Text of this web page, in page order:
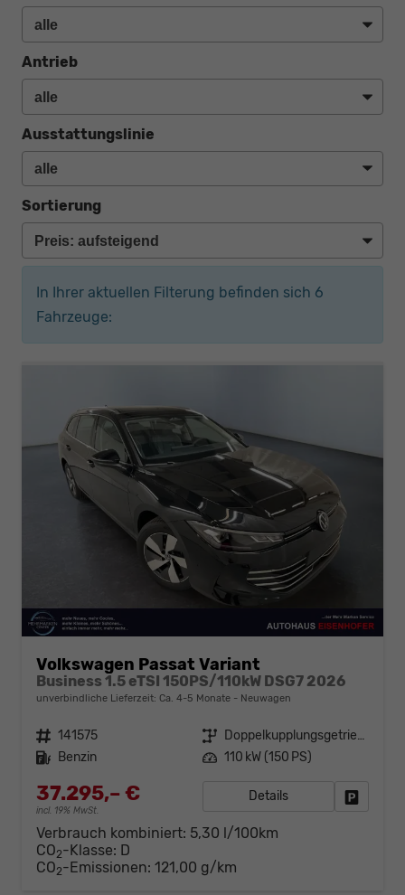
Antrieb
Ausstattungslinie
Sortierung
In Ihrer aktuellen Filterung befinden sich 6
Fahrzeuge:
Volkswagen Passat Variant
Business 1.5 eTSI 150PS/110kW DSG7 2026
unverbindliche Lieferzeit: Ca. 4-5 Monate Neuwagen
Fahrzeugnr. 141575 Getriebe
Doppelkupplungsgetriebe (DSG)
Kraftstoff Benzin Leistung 110 kW (150 PS)
37.295,– €
incl. 19% MwSt.
Details
Verbrauch kombiniert: 5,30 l/100km
CO2-Klasse: D
CO2-Emissionen: 121,00 g/km